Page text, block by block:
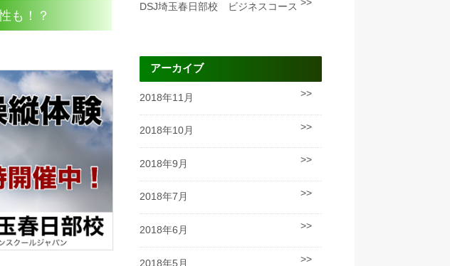
も！？
DSJ埼玉春日部校 ビジネスコース
アーカイブ
2018年11月
2018年10月
2018年9月
2018年7月
2018年6月
2018年5月